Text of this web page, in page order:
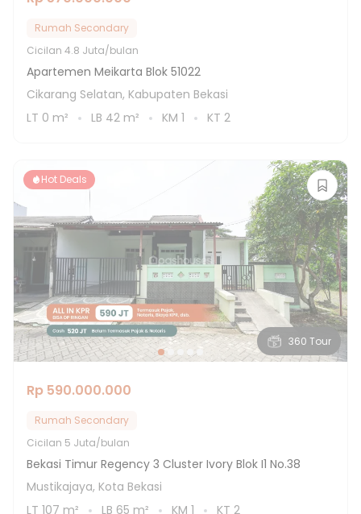
Rumah Secondary
Cicilan 4.8 Juta/bulan
Apartemen Meikarta Blok 51022
Cikarang Selatan, Kabupaten Bekasi
LT 0 m² LB 42 m² KM 1 KT 2
360 Tour
Hot Deals
Rp 590.000.000
Rumah Secondary
Cicilan 5 Juta/bulan
Bekasi Timur Regency 3 Cluster Ivory Blok I1 No.38
Mustikajaya, Kota Bekasi
LT 107 m² LB 65 m² KM 1 KT 2